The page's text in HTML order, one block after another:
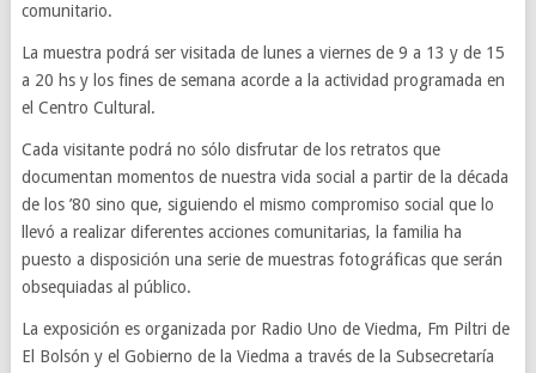
comunitario.
La muestra podrá ser visitada de lunes a viernes de 9 a 13 y de 15
a 20 hs y los fines de semana acorde a la actividad programada en
el Centro Cultural.
Cada visitante podrá no sólo disfrutar de los retratos que
documentan momentos de nuestra vida social a partir de la década
de los ’80 sino que, siguiendo el mismo compromiso social que lo
llevó a realizar diferentes acciones comunitarias, la familia ha
puesto a disposición una serie de muestras fotográficas que serán
obsequiadas al público.
La exposición es organizada por Radio Uno de Viedma, Fm Piltri de
El Bolsón y el Gobierno de la Viedma a través de la Subsecretaría